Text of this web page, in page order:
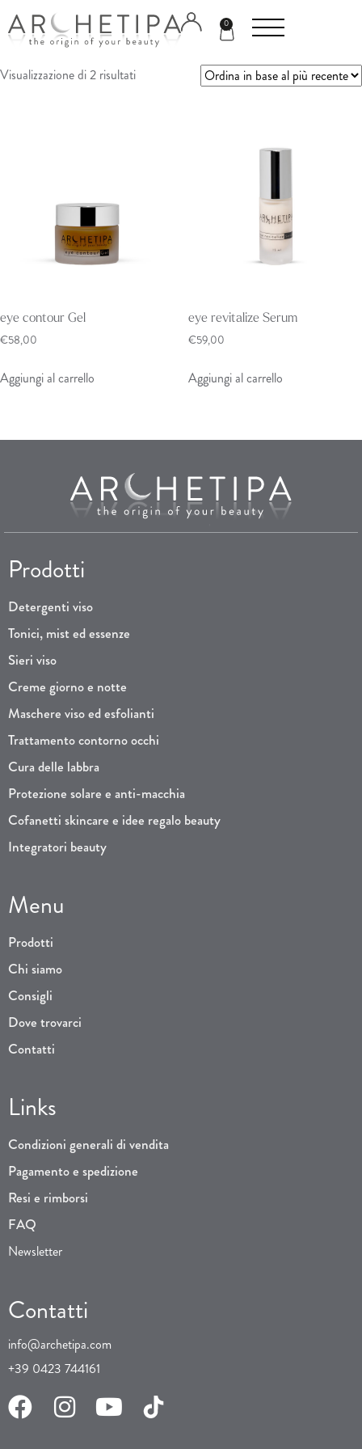
0
Visualizzazione di 2 risultati
eye contour Gel
€58,00
Aggiungi al carrello
eye revitalize Serum
€59,00
Aggiungi al carrello
Prodotti
Detergenti viso
Tonici, mist ed essenze
Sieri viso
Creme giorno e notte
Maschere viso ed esfolianti
Trattamento contorno occhi
Cura delle labbra
Protezione solare e anti-macchia
Cofanetti skincare e idee regalo beauty
Integratori beauty
Menu
Prodotti
Chi siamo
Consigli
Dove trovarci
Contatti
Links
Condizioni generali di vendita
Pagamento e spedizione
Resi e rimborsi
FAQ
Newsletter
Contatti
info@archetipa.com
+39 0423 744161